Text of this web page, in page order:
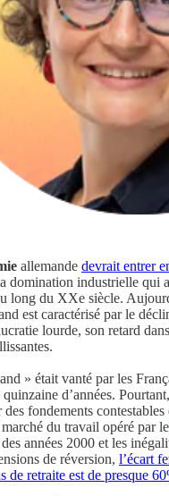
allemande devrait entrer
domination industrielle qui
long du XXe siècle.
est caractérisé par le
lourde, son retard
» était vanté par les
d’années.
des fondements
du travail opéré par
années 2000 et les
de réversion, l’écart
de retraite est de presque